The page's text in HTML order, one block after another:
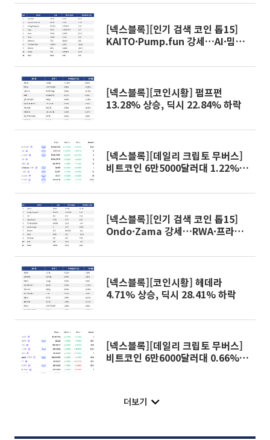
[넥스블록][인기 검색 코인 톱15]
KAITO·Pump.fun 강세…AI·밈코
[넥스블록][코인시황] 펌프펀
13.28% 상승, 딕시 22.84% 하락
[넥스블록][데일리 크립토 무버스]
비트코인 6만5000달러대 1.22%
[넥스블록][인기 검색 코인 톱15]
Ondo·Zama 강세…RWA·프라이
[넥스블록][코인시황] 헤데라
4.71% 상승, 딕시 28.41% 하락
[넥스블록][데일리 크립토 무버스]
비트코인 6만6000달러대 0.66%
더보기